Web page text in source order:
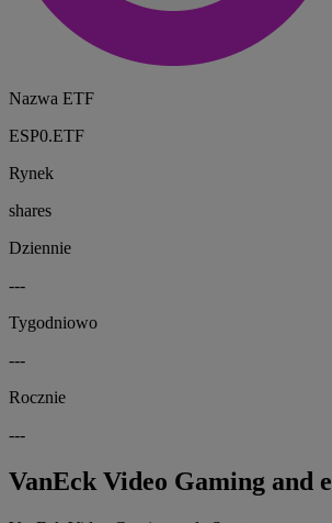
Nazwa ETF
ESP0.ETF
Rynek
shares
Dziennie
---
Tygodniowo
---
Rocznie
---
VanEck Video Gaming and